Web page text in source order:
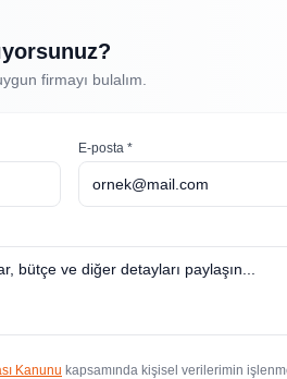
firmayı bulalım.
E-posta *
Kanunu kapsamında kişisel verilerimin